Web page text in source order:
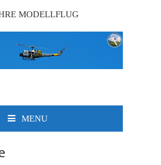
MODELLFLUG
MENU